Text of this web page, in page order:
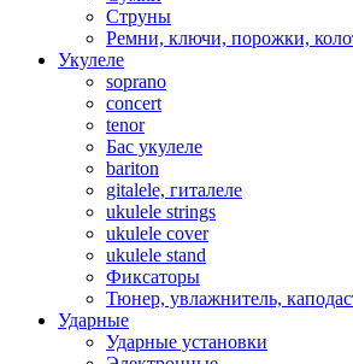
Струны
Ремни, ключи, порожки,
Укулеле
soprano
concert
tenor
Бас укулеле
bariton
gitalele, гиталеле
ukulele strings
ukulele cover
ukulele stand
Фиксаторы
Тюнер, увлажнитель,
Ударные
Ударные установки